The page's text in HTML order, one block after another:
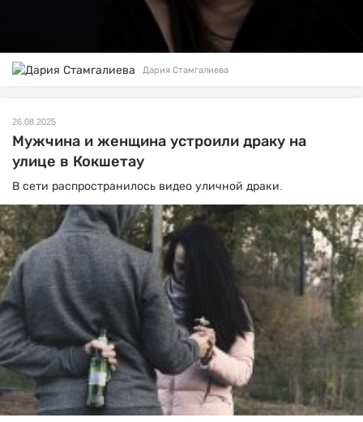
Дария Стамгалиева
26.08.2025
Мужчина и женщина устроили драку на
улице в Кокшетау
В сети распространилось видео уличной драки.